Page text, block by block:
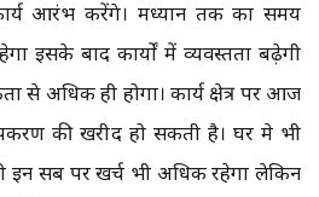
आरंभ करेंगे। मध्यान तक का समय
इसके बाद कार्यों में व्यवस्तता बढ़ेगी
अधिक ही होगा। कार्य क्षेत्र पर आज
की खरीद हो सकती है। घर मे भी
इन सब पर खर्च भी अधिक रहेगा लेकिन